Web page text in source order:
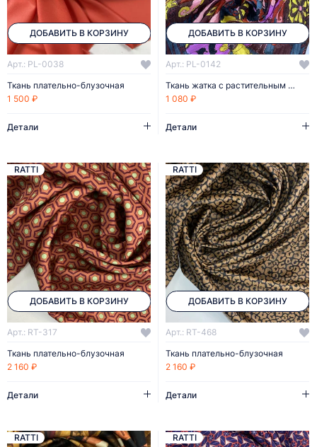
ДОБАВИТЬ В КОРЗИНУ
Арт.: PL-0038
Ткань плательно-блузочная
1 500 ₽
Детали
ДОБАВИТЬ В КОРЗИНУ
Арт.: PL-0142
Ткань жатка с растительным принтом
1 080 ₽
Детали
ДОБАВИТЬ В КОРЗИНУ
RATTI
Арт.: RT-317
Ткань плательно-блузочная
2 160 ₽
Детали
ДОБАВИТЬ В КОРЗИНУ
RATTI
Арт.: RT-468
Ткань плательно-блузочная
2 160 ₽
Детали
RATTI RATTI